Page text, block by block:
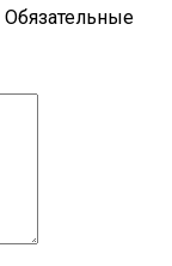
Обязательные